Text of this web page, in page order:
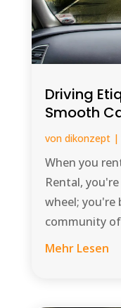
Driving
Smooth
von dikonzept|
When you
Rental,
wheel; you're
community
Mehr Lesen